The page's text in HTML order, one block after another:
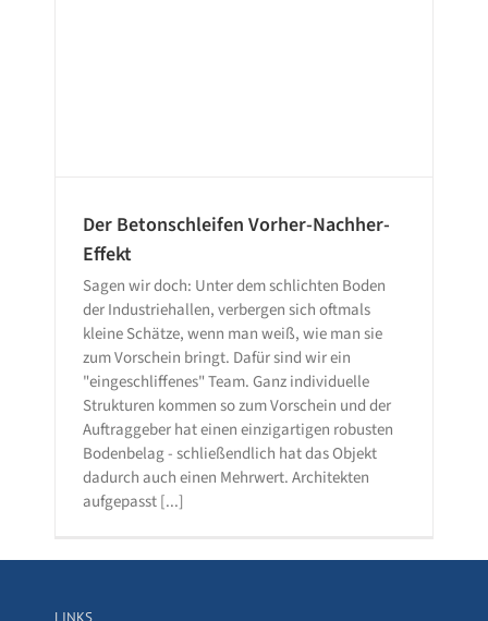
Der Betonschleifen Vorher-Nachher-
Effekt
Sagen wir doch: Unter dem schlichten Boden
der Industriehallen, verbergen sich oftmals
kleine Schätze, wenn man weiß, wie man sie
zum Vorschein bringt. Dafür sind wir ein
"eingeschliffenes" Team. Ganz individuelle
Strukturen kommen so zum Vorschein und der
Auftraggeber hat einen einzigartigen robusten
Bodenbelag - schließendlich hat das Objekt
dadurch auch einen Mehrwert. Architekten
aufgepasst [...]